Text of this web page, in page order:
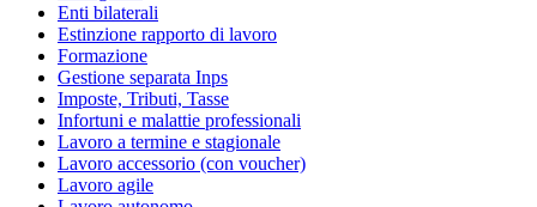
Enti bilaterali
Estinzione rapporto di lavoro
Formazione
Gestione separata Inps
Imposte, Tributi, Tasse
Infortuni e malattie professionali
Lavoro a termine e stagionale
Lavoro accessorio (con voucher)
Lavoro agile